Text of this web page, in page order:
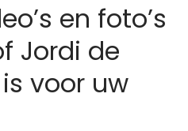
en foto’s
Jordi de
voor uw